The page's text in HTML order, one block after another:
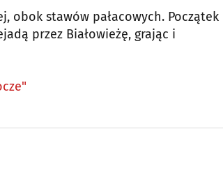
obok stawów pałacowych. Początek
przez Białowieżę, grając i